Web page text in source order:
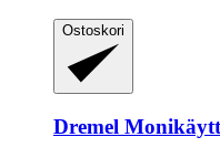
Ostoskori
Dremel